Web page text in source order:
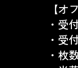
【オ
・受
・受
・枚